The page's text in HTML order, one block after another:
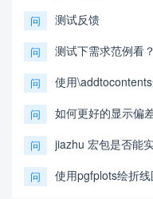
问 测试反馈
问 测试下需求范例看？
问 使用
问 如何更好的显示偏
问 jiazhu 宏包是否能
问 使用pgfplots绘折